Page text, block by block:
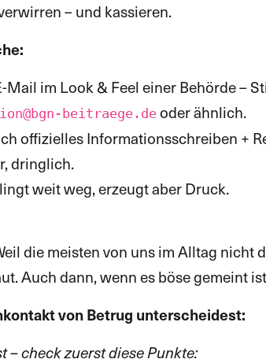
– und kassieren.
Mail im Look & Feel einer Behörde –
beitraege.de oder ähnlich.
offizielles Informationsschreiben +
dringlich.
weit weg, erzeugt aber Druck.
die meisten von uns im Alltag
Auch dann, wenn es böse gemeint
von Betrug unterscheidest:
– check zuerst diese Punkte: